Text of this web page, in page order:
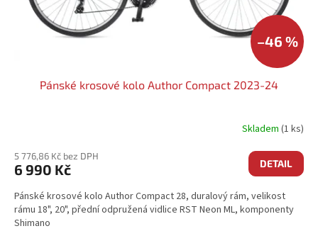
–46 %
Pánské krosové kolo Author Compact 2023-24
Skladem (1 ks)
5 776,86 Kč bez DPH
6 990 Kč DETAIL
Pánské krosové kolo Author Compact 28, duralový rám, velikost
rámu 18", 20", přední odpružená vidlice RST Neon ML, komponenty
Shimano